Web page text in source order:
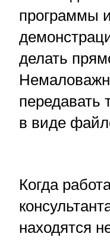
программы
делать
передавать
в виде
Когда
находятся